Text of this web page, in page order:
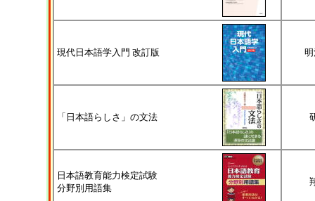
現代日本語学入門 改訂版
「日本語らしさ」の文法
日本語教育能力検定試験
分野別用語集